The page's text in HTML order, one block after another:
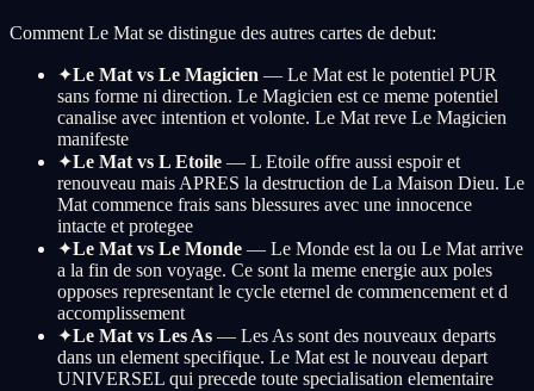
Comment Le Mat se distingue des autres cartes de debut:
✦Le Mat vs Le Magicien — Le Mat est le potentiel PUR
sans forme ni direction. Le Magicien est ce meme potentiel
canalise avec intention et volonte. Le Mat reve Le Magicien
manifeste
✦Le Mat vs L Etoile — L Etoile offre aussi espoir et
renouveau mais APRES la destruction de La Maison Dieu. Le
Mat commence frais sans blessures avec une innocence
intacte et protegee
✦Le Mat vs Le Monde — Le Monde est la ou Le Mat arrive
a la fin de son voyage. Ce sont la meme energie aux poles
opposes representant le cycle eternel de commencement et d
accomplissement
✦Le Mat vs Les As — Les As sont des nouveaux departs
dans un element specifique. Le Mat est le nouveau depart
UNIVERSEL qui precede toute specialisation elementaire